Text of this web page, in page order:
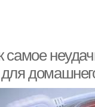
самое